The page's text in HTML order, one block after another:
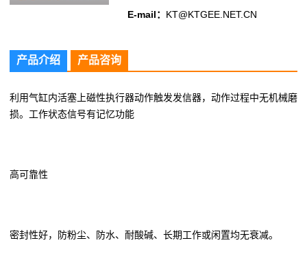
E-mail： KT@KTGEE.NET.CN
产品介绍 产品咨询
利用气缸内活塞上磁性执行器动作触发发信器，动作过程中无机械磨
损。工作状态信号有记忆功能
高可靠性
密封性好，防粉尘、防水、耐酸碱、长期工作或闲置均无衰减。